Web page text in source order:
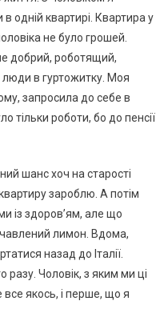
одній квартирі. Квартира у
не було грошей.
добрий, роботящий,
люди в гуртожитку. Моя
запросила до себе в
тільки роботи, бо до пенсії
шанс хоч на старості
зароблю. А потім
із здоров’ям, але що
лимон. Вдома,
назад до Італії.
разу. Чоловік, з яким ми ці
все якось, і перше, що я